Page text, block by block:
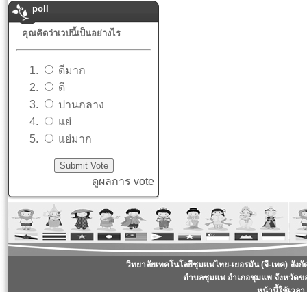
poll
คุณคิดว่าเวปนี้เป็นอย่างไร
ดีมาก
ดี
ปานกลาง
แย่
แย่มาก
ดูผลการ vote
วิทยาลัยเทคโนโลยีชุมแพไทย-เยอรมัน (จี-เทค) สัง
ตำบลชุมแพ อำเภอชุมแพ จังหวัดข